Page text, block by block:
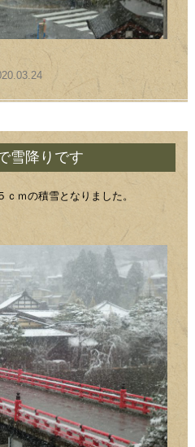
雪降りです
ｍの積雪となりました。